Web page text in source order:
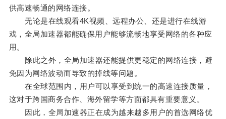
供高速畅通的网络连接。
无论是在线观看4K视频、远程办公、还是进行在线游
戏，全局加速器都能确保用户能够流畅地享受网络的各种应
用。
除此之外，全局加速器还能提供更稳定的网络连接，避
免因为网络波动而导致的掉线等问题。
在全球范围内，用户可以享受到统一的高速连接质量，
这对于跨国商务合作、海外留学等方面都具有重要意义。
因此，全局加速器正在成为越来越多用户的首选网络优